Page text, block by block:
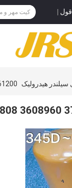
|
هیدرولیک 1R1808 4227587 4385386 1R1808 3608960